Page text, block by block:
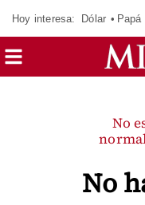
Hoy interesa: Dólar Papá
No
No